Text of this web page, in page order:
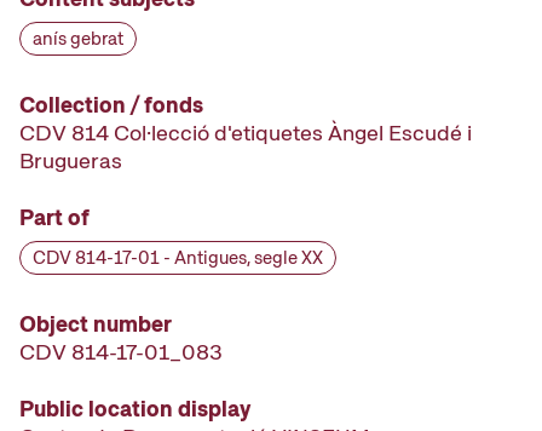
anís gebrat
Collection / fonds
CDV 814 Col·lecció d'etiquetes Àngel Escudé i
Brugueras
Part of
CDV 814-17-01 - Antigues, segle XX
Object number
CDV 814-17-01_083
Public location display